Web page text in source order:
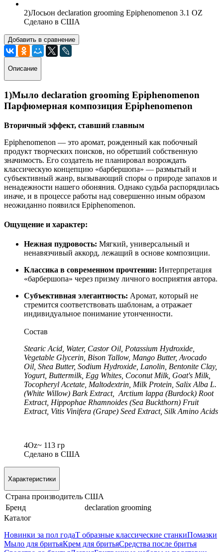
2)Лосьон declaration grooming Epiphenomenon 3.1 OZ
Сделано в США
Добавить в сравнение
Описание
1)Мыло declaration grooming Epiphenomenon
Парфюмерная композиция Epiphenomenon
Вторичный эффект, ставший главным
Epiphenomenon — это аромат, рожденный как побочный
продукт творческих поисков, но обретший собственную
значимость. Его создатель не планировал возрождать
классическую концепцию «барбершопа» — размытый и
субъективный жанр, вызывающий споры о природе запахов и
ненадежности нашего обоняния. Однако судьба распорядилась
иначе, и в процессе работы над совершенно иным образом
неожиданно появился Epiphenomenon.
Ощущение и характер:
Нежная пудровость: Мягкий, универсальный и
ненавязчивый аккорд, лежащий в основе композиции.
Классика в современном прочтении: Интерпретация
«барбершопа» через призму личного восприятия автора.
Субъективная элегантность: Аромат, который не
стремится соответствовать шаблонам, а отражает
индивидуальное понимание утонченности.
Состав
Stearic Acid, Water, Castor Oil, Potassium Hydroxide,
Vegetable Glycerin, Bison Tallow, Mango Butter, Avocado
Oil, Shea Butter, Sodium Hydroxide, Lanolin, Bentonite Clay,
Yogurt, Buttermilk, Egg Whites, Coconut Milk, Goat's Milk,
Tocopheryl Acetate, Maltodextrin, Milk Protein, Salix Alba L.
(White Willow) Bark Extract, Arctium lappa (Burdock) Root
Extract, Hippophae Rhamnoides (Sea Buckthorn) Fruit
Extract, Vitis Vinifera (Grape) Seed Extract, Silk Amino Acids
4Oz~ 113 гр
Сделано в США
Характеристики
Страна производитель США
Бренд
declaration grooming
Каталог
Новинки за пол годаТ образные классические станкиПомазки
Мыло для бритьяКрем для бритьяСредства после бритья